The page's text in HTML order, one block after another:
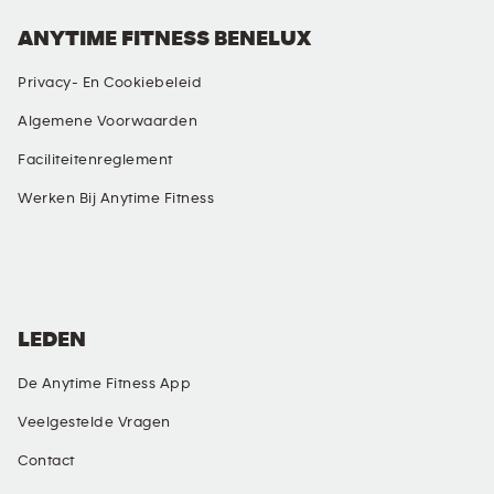
ANYTIME FITNESS BENELUX
Privacy- En Cookiebeleid
Algemene Voorwaarden
Faciliteitenreglement
Werken Bij Anytime Fitness
LEDEN
De Anytime Fitness App
Veelgestelde Vragen
Contact